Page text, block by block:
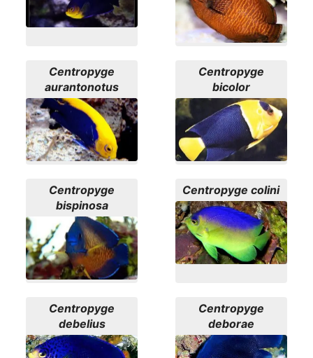
Centropyge
aurantonotus
Centropyge
bicolor
Centropyge
bispinosa
Centropyge colini
Centropyge
debelius
Centropyge
deborae